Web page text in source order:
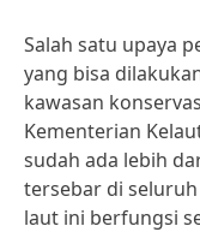
Salah satu upaya
yang bisa
kawasan
Kementerian
sudah ada lebih
tersebar di
laut ini berfungsi